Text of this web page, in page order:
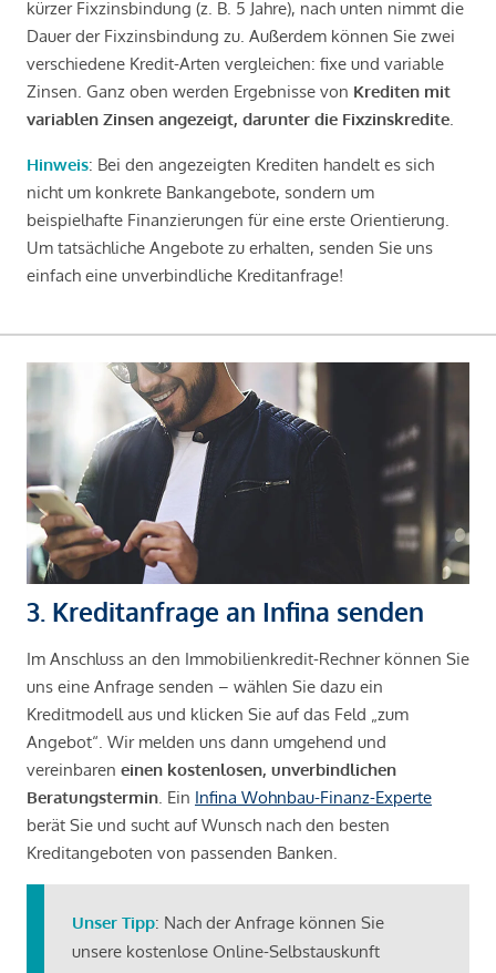
kürzer Fixzinsbindung (z. B. 5 Jahre), nach unten nimmt die
Dauer der Fixzinsbindung zu. Außerdem können Sie zwei
verschiedene Kredit-Arten vergleichen: fixe und variable
Zinsen. Ganz oben werden Ergebnisse von Krediten mit
variablen Zinsen angezeigt, darunter die Fixzinskredite
Hinweis: Bei den angezeigten Krediten handelt es sich
nicht um konkrete Bankangebote, sondern um
beispielhafte Finanzierungen für eine erste Orientierung.
Um tatsächliche Angebote zu erhalten, senden Sie uns
einfach eine unverbindliche Kreditanfrage!
3. Kreditanfrage an Infina senden
Im Anschluss an den Immobilienkredit-Rechner können Sie
uns eine Anfrage senden – wählen Sie dazu ein
Kreditmodell aus und klicken Sie auf das Feld „zum
Angebot“. Wir melden uns dann umgehend und
vereinbaren einen kostenlosen, unverbindlichen
Beratungstermin . Ein Infina Wohnbau-Finanz-Experte
berät Sie und sucht auf Wunsch nach den besten
Kreditangeboten von passenden Banken.
Unser Tipp: Nach der Anfrage können Sie
unsere kostenlose Online-Selbstauskunft